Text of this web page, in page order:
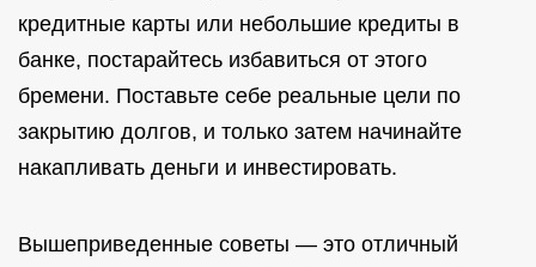
кредитные карты или небольшие кредиты в
банке, постарайтесь избавиться от этого
бремени. Поставьте себе реальные цели по
закрытию долгов, и только затем начинайте
накапливать деньги и инвестировать.
Вышеприведенные советы — это отличный